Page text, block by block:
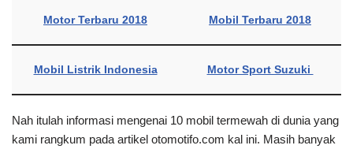
Motor Terbaru 2018 Mobil Terbaru 2018
Mobil Listrik Indonesia Motor Sport Suzuki
Nah itulah informasi mengenai 10 mobil termewah di dunia yang
kami rangkum pada artikel otomotifo.com kal ini. Masih banyak